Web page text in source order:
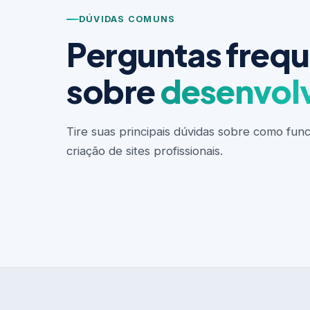
DÚVIDAS COMUNS
Perguntas
sobre
Tire suas principais dúvidas sobre como
criação de sites profissionais.